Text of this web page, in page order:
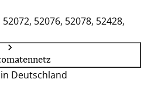
52076, 52078, 52428,
Deutschland